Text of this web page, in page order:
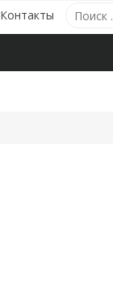
Поиск
по:
Контакты